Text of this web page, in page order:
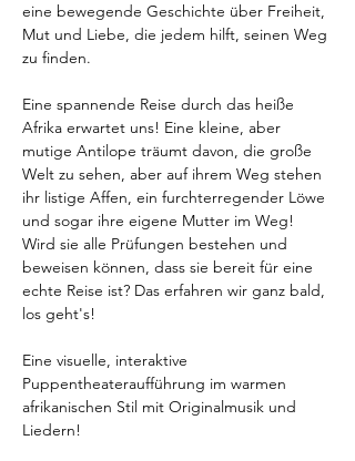
eine bewegende Geschichte über Freiheit,
Mut und Liebe, die jedem hilft, seinen Weg
zu finden.
Eine spannende Reise durch das heiße
Afrika erwartet uns! Eine kleine, aber
mutige Antilope träumt davon, die große
Welt zu sehen, aber auf ihrem Weg stehen
ihr listige Affen, ein furchterregender Löwe
und sogar ihre eigene Mutter im Weg!
Wird sie alle Prüfungen bestehen und
beweisen können, dass sie bereit für eine
echte Reise ist? Das erfahren wir ganz bald,
los geht's!
Eine visuelle, interaktive
Puppentheateraufführung im warmen
afrikanischen Stil mit Originalmusik und
Liedern!